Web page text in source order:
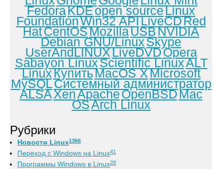
FedoraKDEopen sourceLinux
FoundationWin32 APILiveCDRed
HatCentOSMozillaUSBNVIDIA
Debian GNU/LinuxSkype
UserAndLINUXLiveDVDOpera
Sabayon LinuxScientific LinuxALT
LinuxКупитьMacOS XMicrosoft
MySQLСистемный администратор
ALSAXenApacheOpenBSDMac
OSArch Linux
Рубрики
Новости Linux1366
Переход с Windows на Linux41
Программы Windows в Linux28